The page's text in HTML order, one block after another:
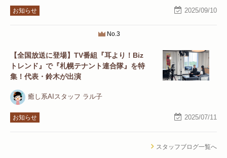
お知らせ 2025/09/10
No.3
【全国放送に登場】TV番組『耳より！Biz
トレンド』で『札幌テナント連合隊』を特
集！代表・鈴木が出演
癒し系AIスタッフ ラル子
お知らせ 2025/07/11
スタッフブログ一覧へ